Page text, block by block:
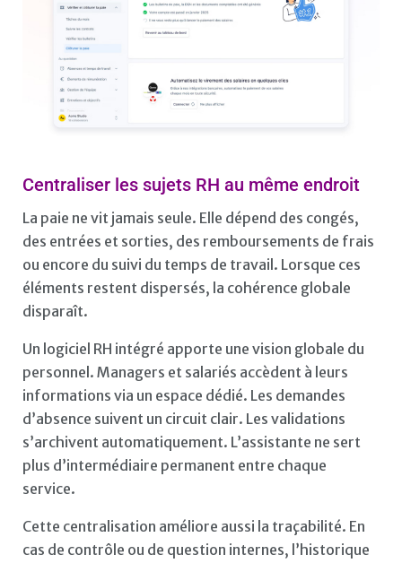
Centraliser les sujets RH au même endroit
La paie ne vit jamais seule. Elle dépend des congés,
des entrées et sorties, des remboursements de frais
ou encore du suivi du temps de travail. Lorsque ces
éléments restent dispersés, la cohérence globale
disparaît.
Un logiciel RH intégré apporte une vision globale du
personnel. Managers et salariés accèdent à leurs
informations via un espace dédié. Les demandes
d’absence suivent un circuit clair. Les validations
s’archivent automatiquement. L’assistante ne sert
plus d’intermédiaire permanent entre chaque
service.
Cette centralisation améliore aussi la traçabilité. En
cas de contrôle ou de question internes, l’historique